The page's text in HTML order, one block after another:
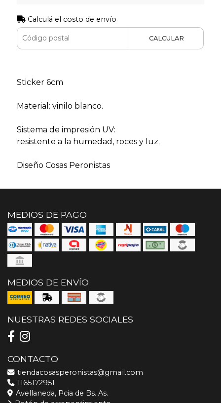
Calculá el costo de envío
CALCULAR
Sticker 6cm
Material: vinilo blanco.
Sistema de impresión UV:
resistente a la humedad, roces y luz.
Diseño Cosas Peronistas
MEDIOS DE PAGO
MEDIOS DE ENVÍO
NUESTRAS REDES SOCIALES
CONTACTO
tiendacosasperonistas@gmail.com
1165172951
Avellaneda, Pcia de Bs. As.